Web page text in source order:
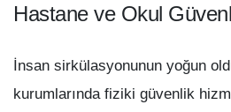
Hastane ve Okul
İnsan sirkülasyonunun yoğun
kurumlarında fiziki güvenlik